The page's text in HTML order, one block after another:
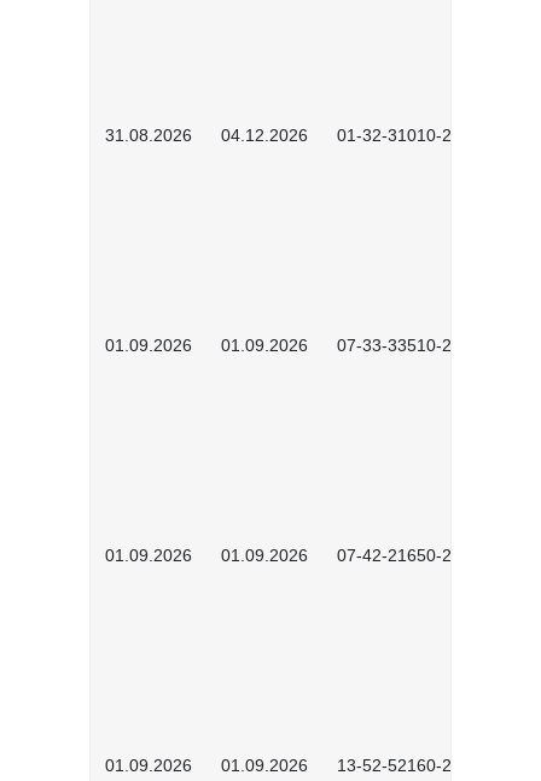
31.08.2026 04.12.2026 01-32-31010-2601
01.09.2026 01.09.2026 07-33-33510-2601
01.09.2026 01.09.2026 07-42-21650-2601
01.09.2026 01.09.2026 13-52-52160-2601